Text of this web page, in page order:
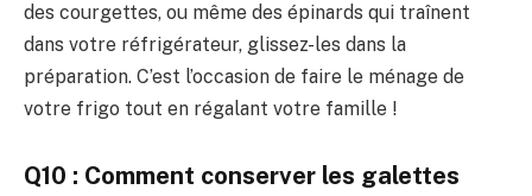
des courgettes, ou même des épinards qui traînent
dans votre réfrigérateur, glissez-les dans la
préparation. C’est l’occasion de faire le ménage de
votre frigo tout en régalant votre famille !
Q10 : Comment conserver les galettes